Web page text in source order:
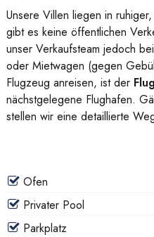
Unsere Villen liegen in
gibt es keine öffentlichen
unser Verkaufsteam jedoch
oder Mietwagen (gegen
Flugzeug anreisen, ist der
nächstgelegene Flughafen.
stellen wir eine detaillierte
Ofen
Privater Pool
Parkplatz